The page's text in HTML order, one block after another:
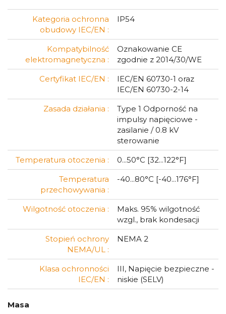
Kategoria ochronna
obudowy IEC/EN :
IP54
Kompatybilność
elektromagnetyczna :
Oznakowanie CE
zgodnie z 2014/30/WE
Certyfikat IEC/EN :
IEC/EN 60730-1 oraz
IEC/EN 60730-2-14
Zasada działania :
Type 1 Odporność na
impulsy napięciowe -
zasilanie / 0.8 kV
sterowanie
Temperatura otoczenia :
0...50°C [32...122°F]
Temperatura
przechowywania :
-40...80°C [-40...176°F]
Wilgotność otoczenia :
Maks. 95% wilgotność
wzgl., brak kondesacji
Stopień ochrony
NEMA/UL :
NEMA 2
Klasa ochronności
IEC/EN :
III, Napięcie bezpieczne -
niskie (SELV)
Masa